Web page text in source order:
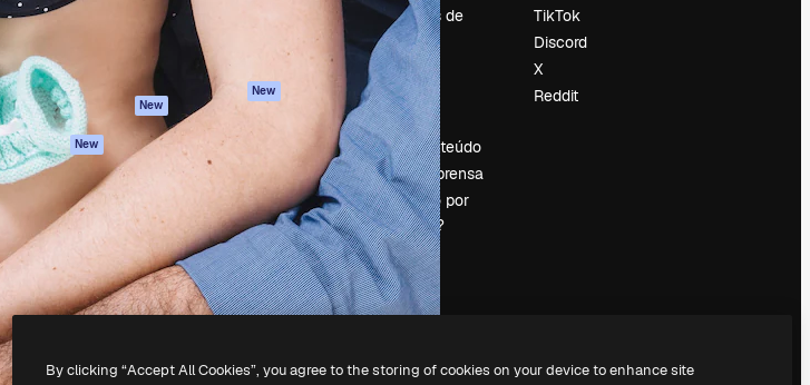
Gerador de vídeos
Conteúdo de stock
MCP para
Claude/ChatGPT
New
Agentes New
API
App móvel
Todas as
ferramentas
condições
Política de
privacidade
Originais
New
Política de cookies
Central de
confiabilidade
Afiliados
Empresas
Tendências de
pesquisa
Blog
Eventos
Slidesgo
Vender conteúdo
Sala de imprensa
Procurando por
magnific.ai?
TikTok
Discord
X
Reddit
Todos os direitos reservados.
By clicking “Accept All Cookies”, you agree to the storing of cookies on your device to enhance site